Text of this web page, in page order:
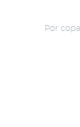
Por